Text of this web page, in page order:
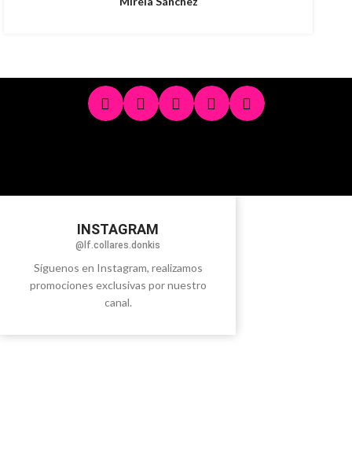
INSTAGRAM
@lf.collares.donkis
Síguenos en Instagram, realizamos
promociones exclusivas por nuestro
canal.